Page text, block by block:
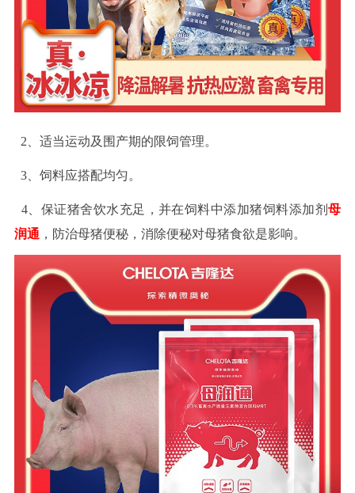
2 、适当运动及围产期的限饲管理。
3、饲料应搭配均匀。
4、保证猪舍饮水充足，并在饲料中添加猪饲料添加剂母
润通 ，防治母猪便秘，消除便秘对母猪食欲是影响。